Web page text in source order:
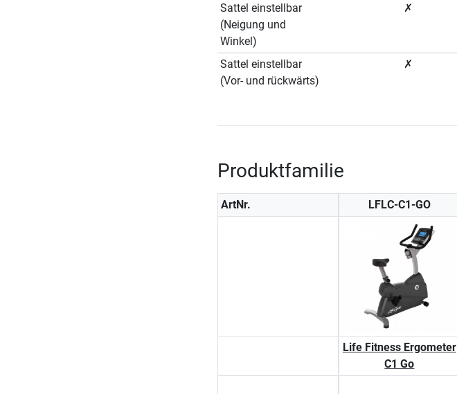
Sattel einstellbar
(Neigung und
Winkel)
✗
Sattel einstellbar
(Vor- und rückwärts)
✗
Produktfamilie
ArtNr. LFLC-C1-GO
Life Fitness Ergometer
C1 Go